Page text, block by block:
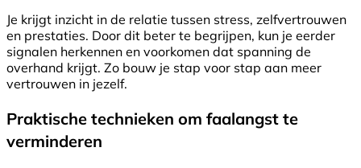
Je krijgt inzicht in de relatie tussen stress, zelfvertrouwen
en prestaties. Door dit beter te begrijpen, kun je eerder
signalen herkennen en voorkomen dat spanning de
overhand krijgt. Zo bouw je stap voor stap aan meer
vertrouwen in jezelf.
Praktische technieken om faalangst te
verminderen